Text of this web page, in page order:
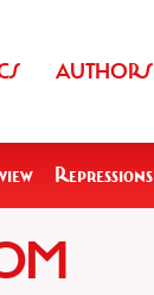
AUTHORS
Repressions